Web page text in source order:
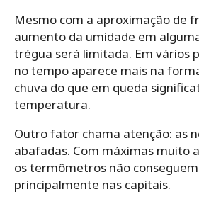
Mesmo com a aproximação de
aumento da umidade em
trégua será limitada. Em vários
no tempo aparece mais na
chuva do que em queda
temperatura.
Outro fator chama atenção: as
abafadas. Com máximas muito
os termômetros não
principalmente nas capitais.